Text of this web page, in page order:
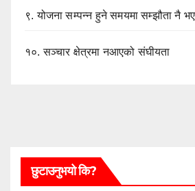
९.योजना सम्पन्न हुने समयमा सम्झौता नै
१०.सञ्चार क्षेत्रमा नआएको संघीयता
छुटाउनुभयो कि?